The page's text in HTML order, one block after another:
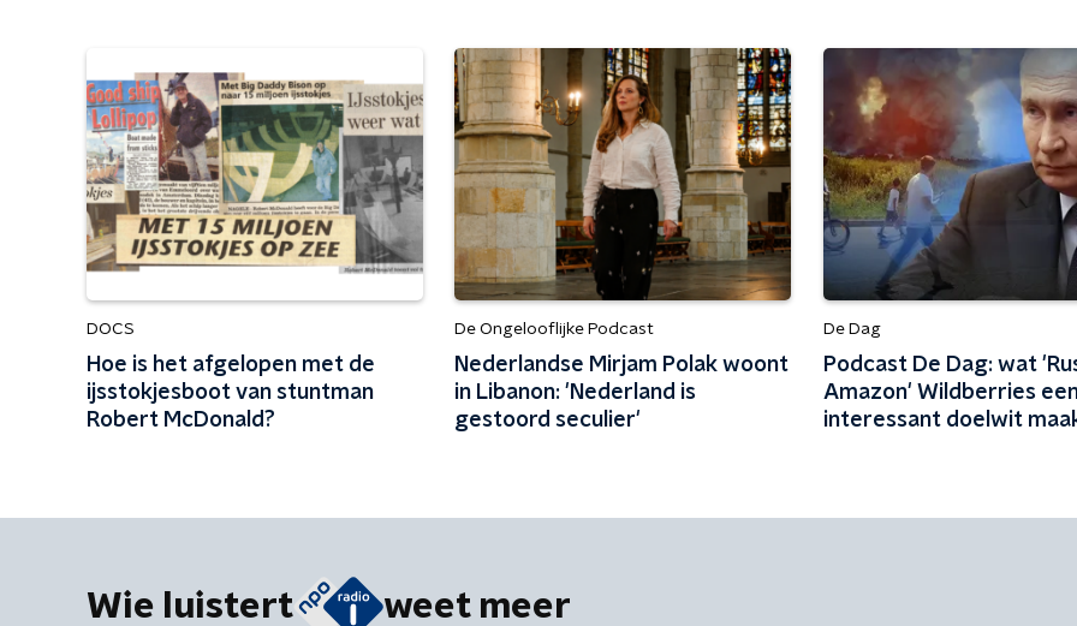
DOCS
Hoe is het afgelopen met de
ijsstokjesboot van stuntman
Robert McDonald?
De Ongelooflijke Podcast
Nederlandse Mirjam Polak woont
in Libanon: 'Nederland is
gestoord seculier'
De Dag
Podcast De Dag: wat
Amazon' Wildberries
interessant doelwit
Wie luistert weet meer